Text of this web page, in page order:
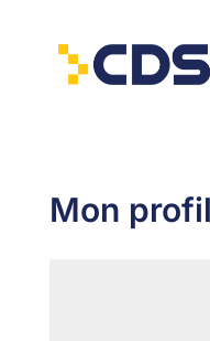
Mon profil